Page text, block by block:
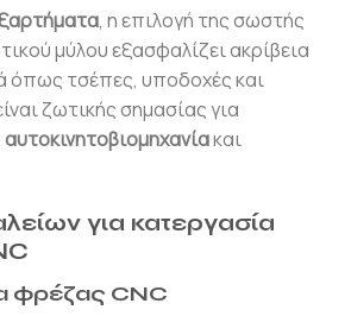
, η επιλογή της σωστής
μύλου εξασφαλίζει ακρίβεια
όπως τσέπες, υποδοχές και
ζωτικής σημασίας για
αυτοκινητοβιομηχανίακαι
για κατεργασία
φρέζας CNC